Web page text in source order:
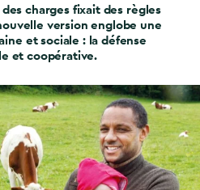
charges fixait des règles
version englobe une
et sociale : la défense
et coopérative.